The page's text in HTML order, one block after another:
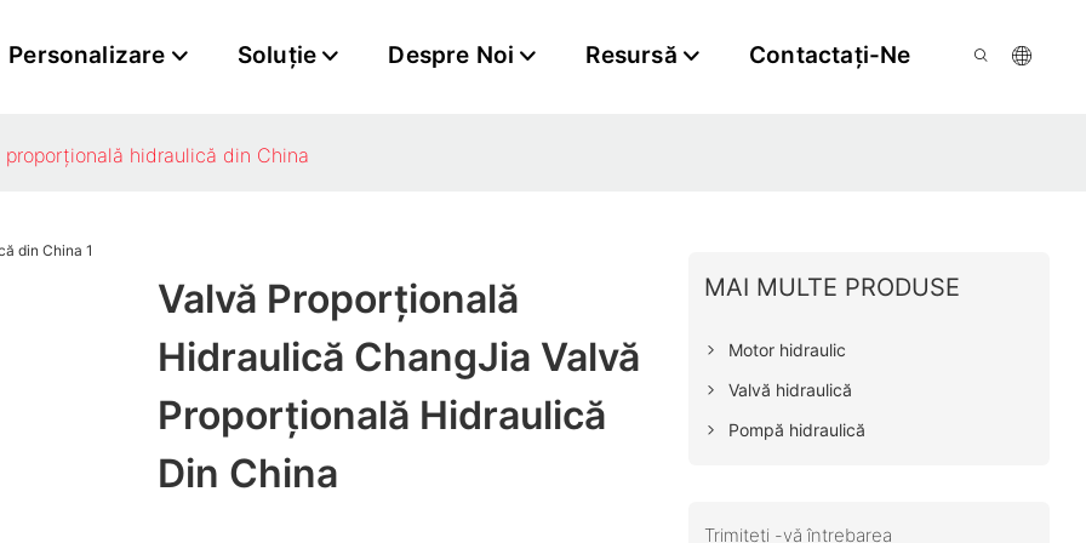
Personalizare Soluţie Despre Noi Resursă Contactaţi-Ne
hidraulică din China
Valvă Proporțională
Hidraulică ChangJia Valvă
Proporțională Hidraulică
Din China
MAI MULTE PRODUSE
Motor hidraulic
Valvă hidraulică
Pompă hidraulică
Trimiteți -vă întrebarea